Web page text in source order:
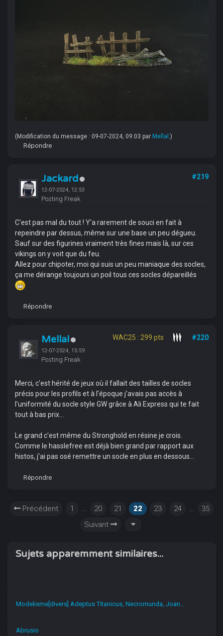
(Modification du message : 09-07-2024, 09:03 par Mellal .)
Répondre
Jackard
12-07-2024, 12:53
Posting Freak
#219
C'est pas mal du tout ! Y'a rarement de souci en fait à
repeindre par dessus, même sur une base un peu dégueu.
Sauf sur des figurines vraiment très fines mais là, sur ces
vikings on y voit que du feu.
Allez pour chipoter, moi qui suis un peu maniaque des socles,
ça me dérange toujours un poil tous ces socles dépareillés
Répondre
Mellal
12-07-2024, 15:59
Posting Freak
WAC25 : 299 pts #220
Merci, c'est hérité de jeux où il fallait des tailles de socles
précis pour les profils et à l'époque j'avais pas accès à
l'uniformité du socle style GW grâce à Ali Express qui te fait
tout à bas prix...
Le grand c'est même du Stronghold en résine je crois.
Comme le hasslefree est déjà bien grand par rapport aux
histos, j'ai pas osé remettre un socle en plus en dessous...
Répondre
Précédent 1 ... 20 21 22 23 24 ...
35
Suivant
Sujets apparemment similaires...
Modelisme[divers] Adeptus Titanicus, Necromunda, Joan...
Abrusio